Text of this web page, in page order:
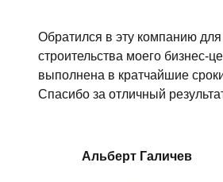
Обратился в эту компанию
строительства моего бизнес-
выполнена в кратчайшие
Спасибо за отличный
Альберт Галичев